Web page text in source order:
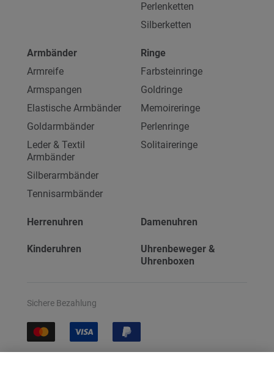
Perlenketten
Silberketten
Armbänder
Armreife
Armspangen
Elastische Armbänder
Goldarmbänder
Leder & Textil
Armbänder
Silberarmbänder
Tennisarmbänder
Ringe
Farbsteinringe
Goldringe
Memoireringe
Perlenringe
Solitaireringe
Herrenuhren Damenuhren
Kinderuhren
Uhrenbeweger &
Uhrenboxen
Sichere Bezahlung